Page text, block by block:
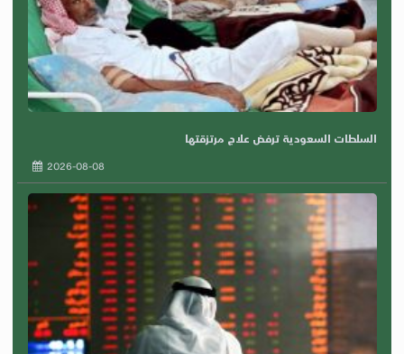
السلطات السعودية ترفض علاج مرتزقتها
2026-08-08